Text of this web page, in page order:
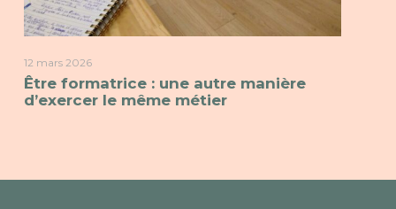
12 mars 2026
Être formatrice : une autre manière
d’exercer le même métier